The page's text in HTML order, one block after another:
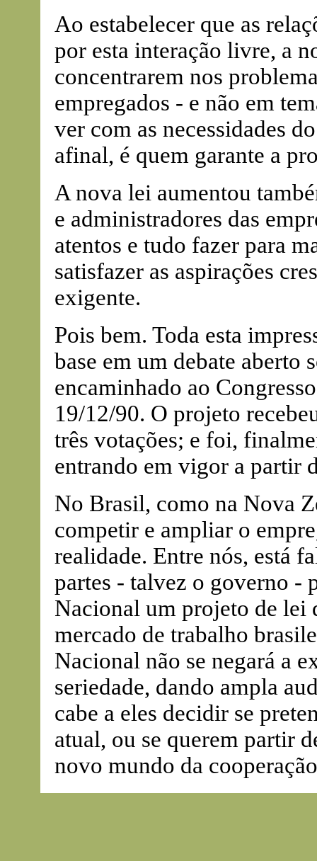
Ao estabelecer que as
por esta interação livre, a
concentrarem nos
empregados - e não em
ver com as necessidades
afinal, é quem garante a
A nova lei aumentou
e administradores das
atentos e tudo fazer para
satisfazer as aspirações
exigente.
Pois bem. Toda esta
base em um debate aberto
encaminhado ao
19/12/90. O projeto
três votações; e foi,
entrando em vigor a partir
No Brasil, como na Nova
competir e ampliar o
realidade. Entre nós, está
partes - talvez o governo -
Nacional um projeto de
mercado de trabalho
Nacional não se negará a
seriedade, dando ampla
cabe a eles decidir se
atual, ou se querem partir
novo mundo da